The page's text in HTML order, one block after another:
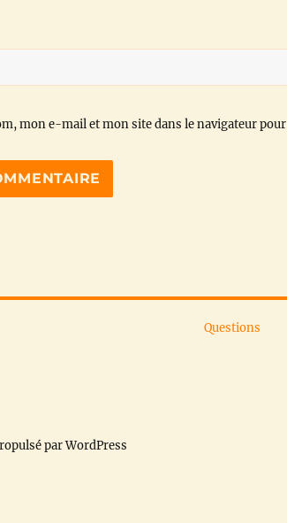
mon e-mail et mon site dans le navigateur
Questions
par WordPress